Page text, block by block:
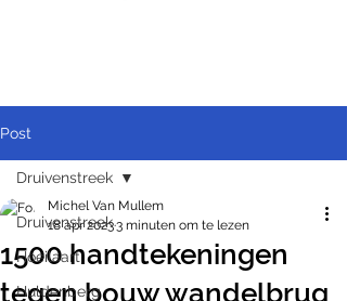
Post
Druivenstreek
Hoeilaart
Huldenberg
Druivenstreek
1500 handtekeningen
tegen bouw wandelbrug
Michel Van Mullem
18 apr 20233 minuten om te lezen